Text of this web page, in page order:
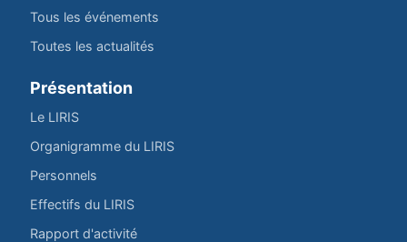
Tous les événements
Toutes les actualités
Présentation
Le LIRIS
Organigramme du LIRIS
Personnels
Effectifs du LIRIS
Rapport d'activité